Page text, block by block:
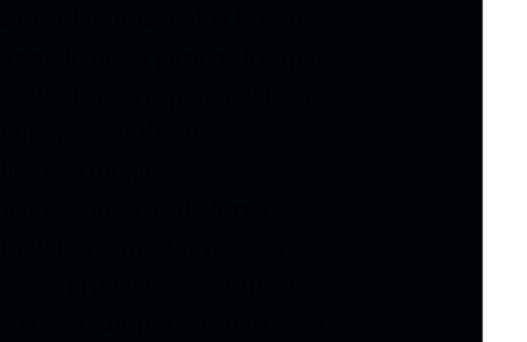
inviolabilidade dos Direitos
meio de 35 parágrafos que
da correspondência, a
e os direitos de
extinguiam as
marcas de ferro
Alguns dos demais
primária é gratuita a
contribuir para as despesas